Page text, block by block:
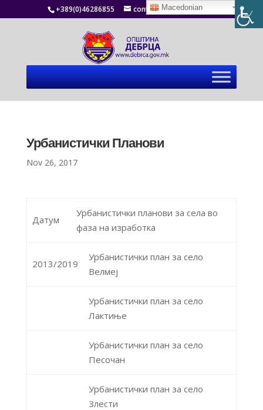
+389(0)46286855 contact@debrca.gov.mk
Урбанистички Планови
Nov 26, 2017
Датум
Урбанистички планови за села во
фаза на изработка
2013/2019
Урбанистички план за село
Велмеј
Урбанистички план за село
Лактиње
Урбанистички план за село
Песочан
Урбанистички план за село
Злести
Macedonian